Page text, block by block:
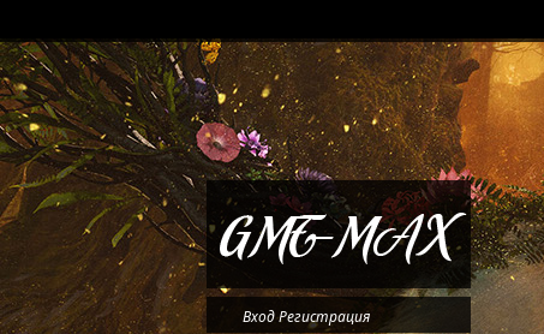
ВходРегистрация